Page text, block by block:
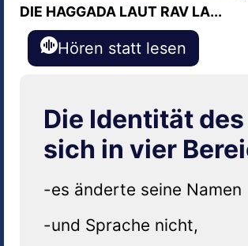
DIE HAGGADA LAUT RAV LA...
Hören statt lesen
Die Identität
sich in vier
-es änderte seine Namen
-und Sprache nicht,